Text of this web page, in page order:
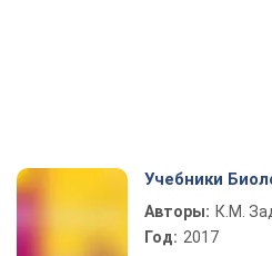
Учебники
Авторы: К.М.
Год: 2017